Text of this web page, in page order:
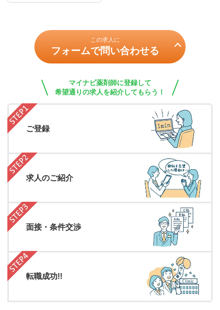
この求人に
フォームで問い合わせる
マイナビ薬剤師に登録して
希望通りの求人を紹介してもらう！
ご登録
求人のご紹介
面接・条件交渉
転職成功!!